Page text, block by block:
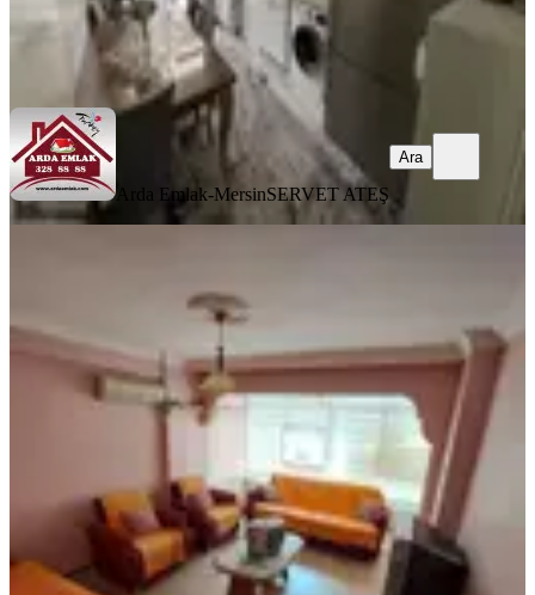
Arda Emlak-Mersin SERVET ATEŞ
Arda Emlak-MersinSERVET ATEŞ
Ara
Yenişehir, Pirireis Mahallesi
3+1
·175 m²·3. Kat·07.08.2026
4.100.000 ₺
ASYA GAYRİMENKULASYA GAYRİMENKUL
Ara